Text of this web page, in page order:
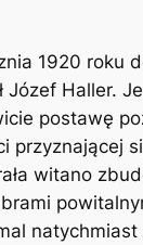
1920 roku
Józef Haller.
postawę
przyznającej
witano
natychmiast